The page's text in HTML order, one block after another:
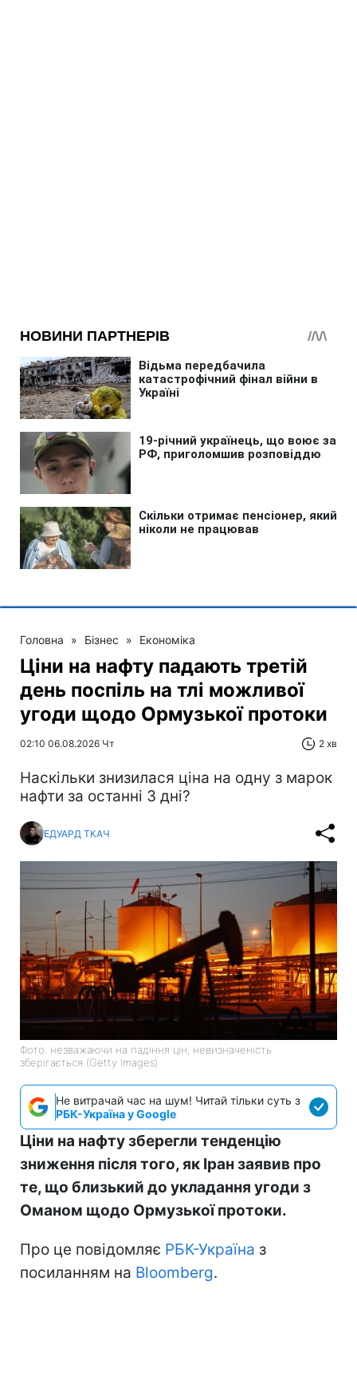
Головна » Бізнес » Економіка
Ціни на нафту падають третій
день поспіль на тлі можливої
угоди щодо Ормузької протоки
02:10 06.08.2026 Чт 2 хв
Наскільки знизилася ціна на одну з марок
нафти за останні 3 дні?
ЕДУАРД ТКАЧ
Фото: незважаючи на падіння цін, невизначеність
зберігається (Getty Images)
Не витрачай час на шум! Читай тільки суть з
РБК-Україна у Google
Ціни на нафту зберегли тенденцію
зниження після того, як Іран заявив про
те, що близький до укладання угоди з
Оманом щодо Ормузької протоки.
Про це повідомляє РБК-Україна з
посиланням на Bloomberg.